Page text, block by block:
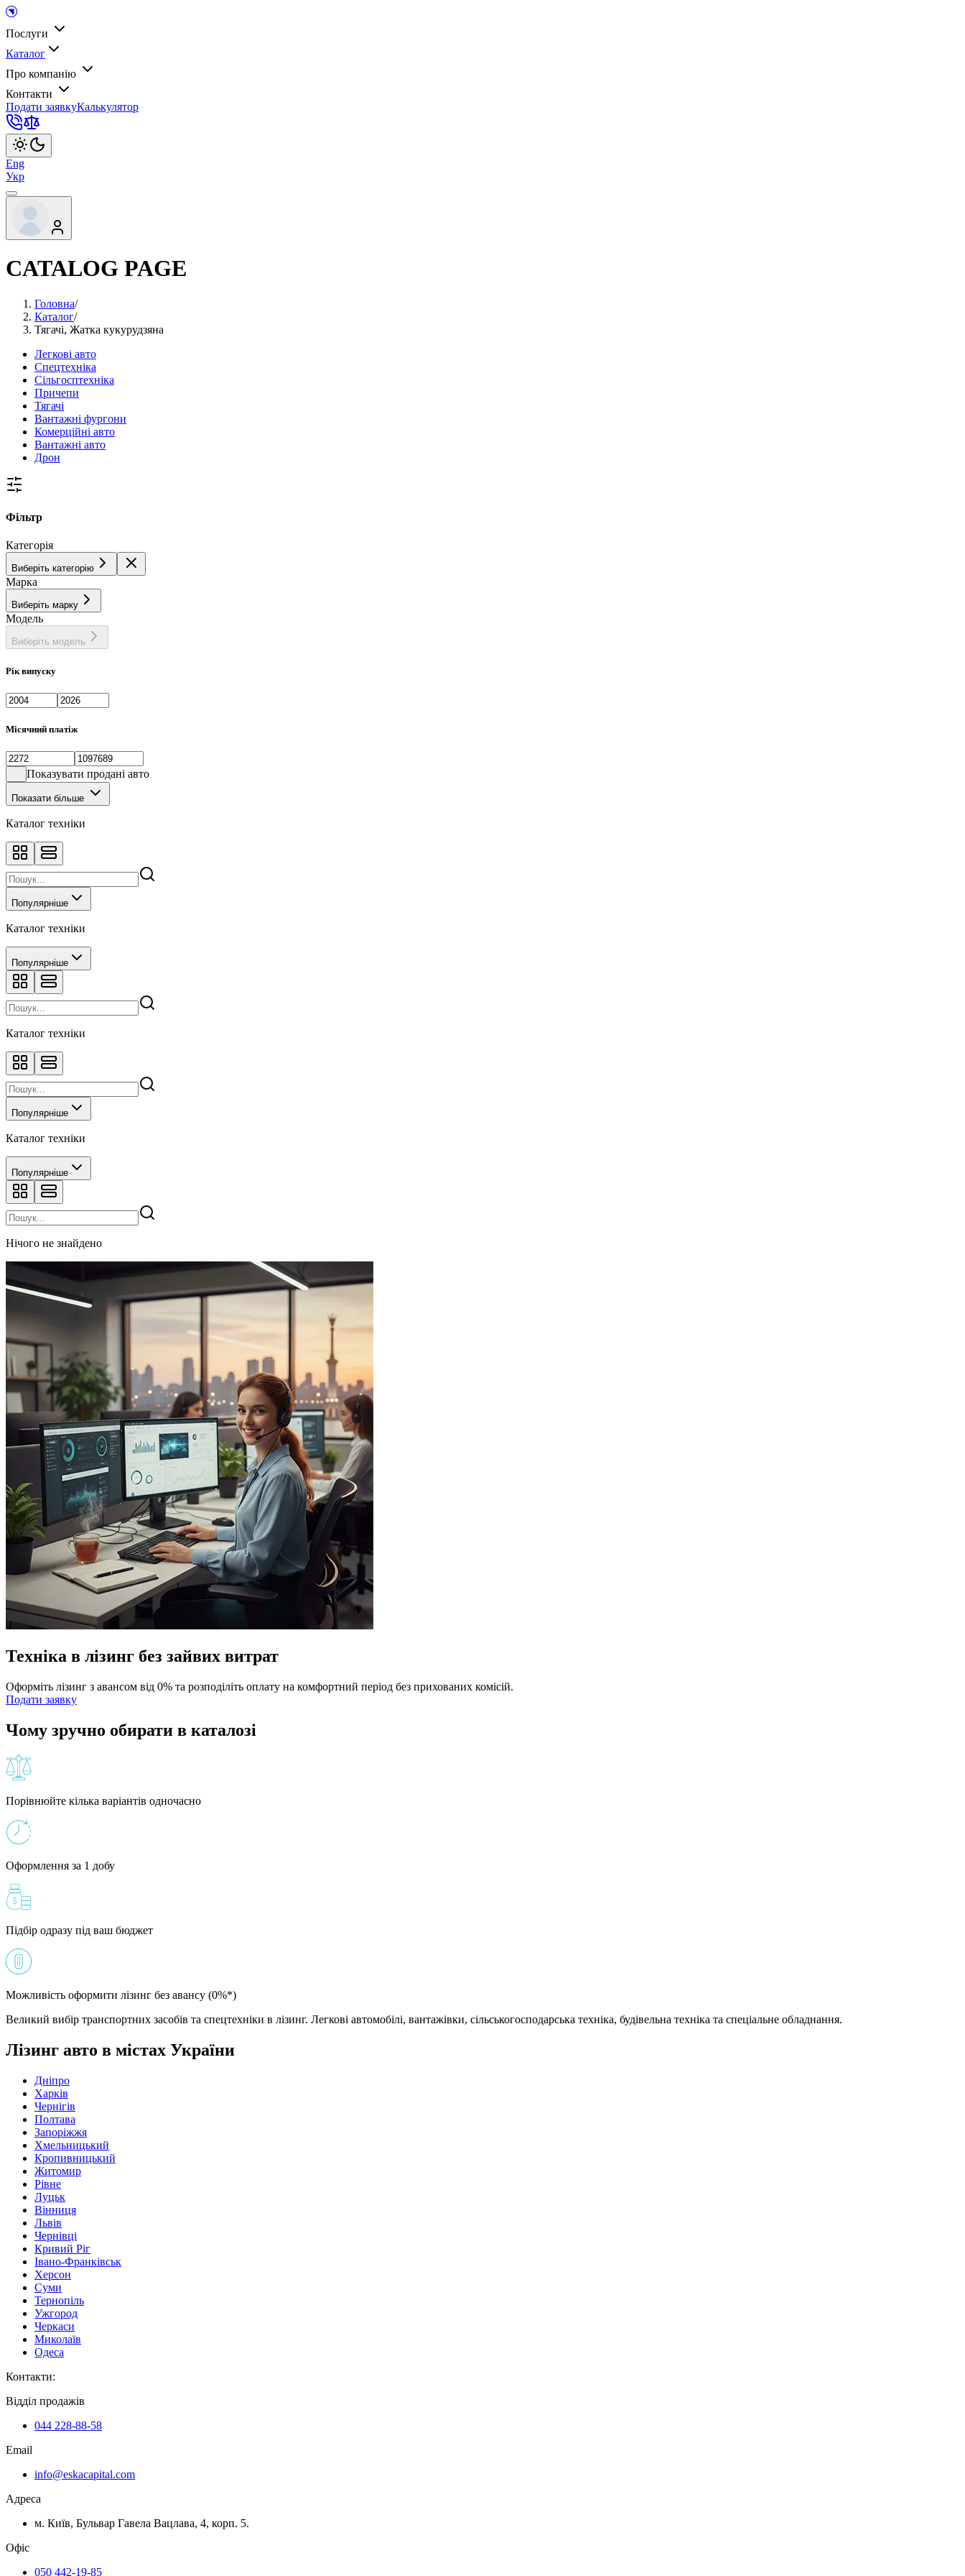
Послуги
Каталог
Про компанію
Контакти
Подати заявкуКалькулятор
Eng
Укр
CATALOG PAGE
Головна/
Каталог/
Тягачі, Жатка кукурудзяна
Легкові авто
Спецтехніка
Сільгосптехніка
Причепи
Тягачі
Вантажні фургони
Комерційні авто
Вантажні авто
Дрон
Фільтр
Категорія
Виберіть категорію
Марка
Виберіть марку
Модель
Виберіть модель
Рік випуску
Місячний платіж
Показувати продані авто
Показати більше
Каталог техніки
Популярніше
Каталог техніки
Популярніше
Каталог техніки
Популярніше
Каталог техніки
Популярніше
Нічого не знайдено
Техніка в лізинг без зайвих витрат
Оформіть лізинг з авансом від 0% та розподіліть оплату на комфортний період без прихованих комісій.
Подати заявку
Чому зручно обирати в каталозі
Порівнюйте кілька варіантів одночасно
Оформлення за 1 добу
Підбір одразу під ваш бюджет
Можливість оформити лізинг без авансу (0%*)
Великий вибір транспортних засобів та спецтехніки в лізинг. Легкові автомобілі, вантажівки, сільськогосподарська техніка, будівельна техніка та спеціальне обладнання.
Лізинг авто в містах України
Дніпро
Харків
Чернігів
Полтава
Запоріжжя
Хмельницький
Кропивницький
Житомир
Рівне
Луцьк
Вінниця
Львів
Чернівці
Кривий Ріг
Івано-Франківськ
Херсон
Суми
Тернопіль
Ужгород
Черкаси
Миколаїв
Одеса
Контакти:
Відділ продажів
044 228-88-58
Email
info@eskacapital.com
Адреса
м. Київ, Бульвар Гавела Вацлава, 4, корп. 5.
Офіс
050 442-19-85